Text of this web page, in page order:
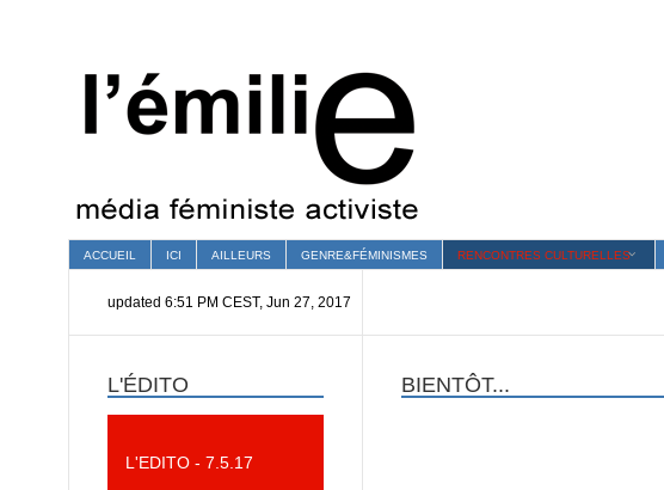
ACCUEIL ICI AILLEURS GENRE&FÉMINISMES RENCONTRES CULTURELLES
updated 6:51 PM CEST, Jun 27, 2017
BIENTÔT...
L'ÉDITO
L'EDITO - 7.5.17